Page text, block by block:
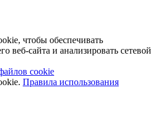
чтобы обеспечивать
веб-сайта и анализировать сетевой
cookie
Правила использования